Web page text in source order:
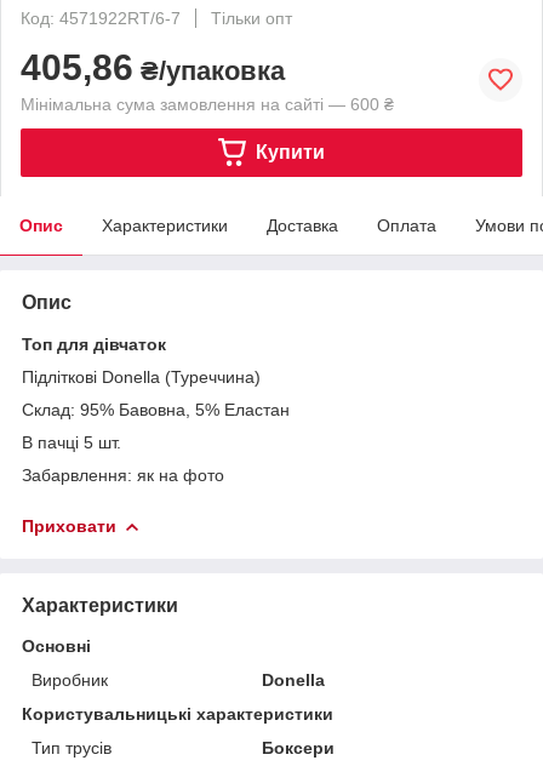
Код: 4571922RT/6-7
Тільки опт
405,86 ₴/упаковка
Мінімальна сума замовлення на сайті — 600 ₴
Купити
Опис Характеристики Доставка Оплата Умови
Опис
Топ для дівчаток
Підліткові Donella (Туреччина)
Склад: 95% Бавовна, 5% Еластан
В пачці 5 шт.
Забарвлення: як на фото
Приховати
Характеристики
Основні
Виробник
Donella
Користувальницькі характеристики
Тип трусів
Боксери